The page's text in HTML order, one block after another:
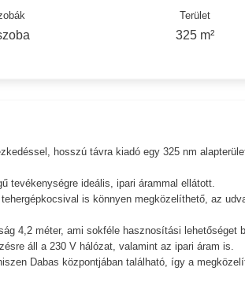
Terület
325 m²
hosszú távra kiadó egy 325 nm
tevékenységre ideális, ipari árammal ellátott.
is könnyen megközelíthető, az
4,2 méter, ami sokféle hasznosítási lehetőséget
áll a 230 V hálózat, valamint az ipari áram is.
Dabas központjában található, így a